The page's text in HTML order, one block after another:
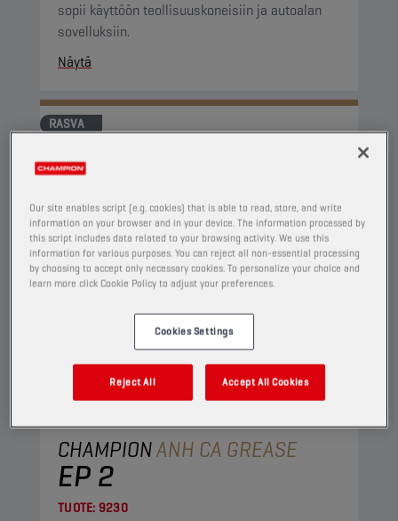
sopii käyttöön teollisuuskoneisiin ja autoalan
sovelluksiin.
Näytä
RASVA
CHAMPIONANH CA GREASE
EP 2
TUOTE: 9230
Our site enables script (e.g. cookies) that is able to read, store, and write
information on your browser and in your device. The information processed by
this script includes data related to your browsing activity. We use this
information for various purposes. You can reject all non-essential processing
by choosing to accept only necessary cookies. To personalize your choice and
learn more click Cookie Policy to adjust your preferences.
Cookies Settings
Reject All Accept All Cookies